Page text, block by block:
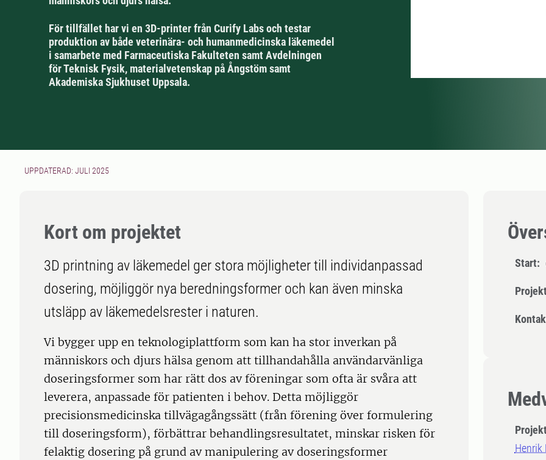
För tillfället har vi en 3D-printer från Curify Labs och testar
produktion av både veterinära- och humanmedicinska läkemedel
i samarbete med Farmaceutiska Fakulteten samt Avdelningen
för Teknisk Fysik, materialvetenskap på Ångstöm samt
Akademiska Sjukhuset Uppsala.
UPPDATERAD: JULI 2025
Start:
Henrik
Kort om projektet
3D printning av läkemedel ger stora möjligheter till individanpassad
dosering, möjliggör nya beredningsformer och kan även minska
utsläpp av läkemedelsrester i naturen.
Vi bygger upp en teknologiplattform som kan ha stor inverkan på
människors och djurs hälsa genom att tillhandahålla användarvänliga
doseringsformer som har rätt dos av föreningar som ofta är svåra att
leverera, anpassade för patienten i behov. Detta möjliggör
precisionsmedicinska tillvägagångssätt (från förening över formulering
till doseringsform), förbättrar behandlingsresultatet, minskar risken för
felaktig dosering på grund av manipulering av doseringsformer